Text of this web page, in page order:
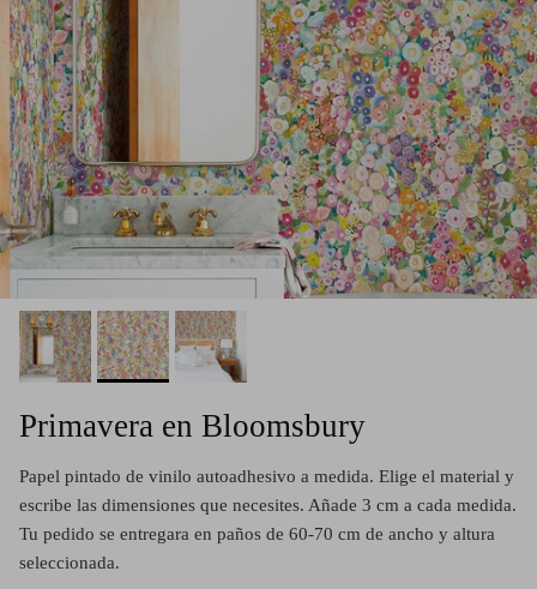
Primavera en Bloomsbury
Papel pintado de vinilo autoadhesivo a medida. Elige el material y
escribe las dimensiones que necesites. Añade 3 cm a cada medida.
Tu pedido se entregara en paños de 60-70 cm de ancho y altura
seleccionada.